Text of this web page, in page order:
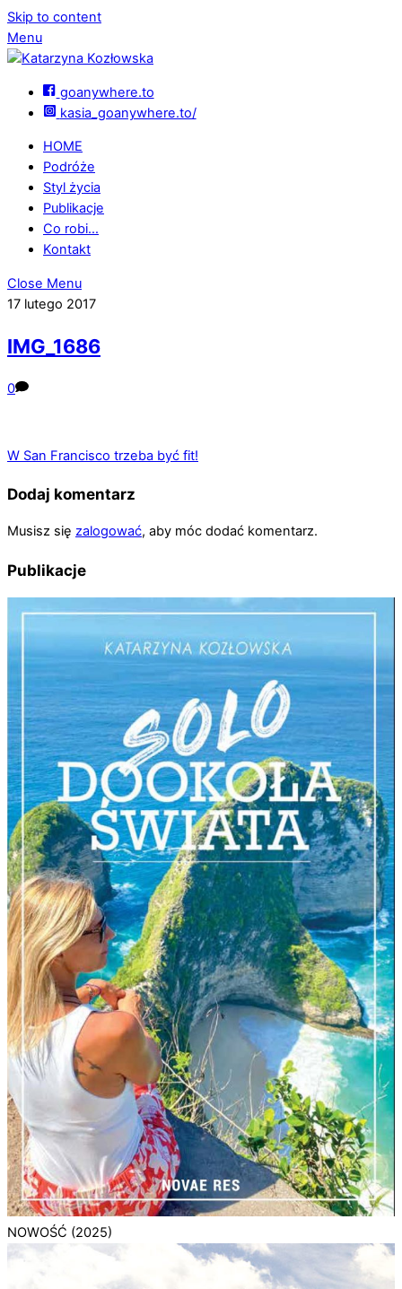
Skip to content
Menu
goanywhere.to
kasia_goanywhere.to/
HOME
Podróże
Styl życia
Publikacje
Co robi…
Kontakt
Close Menu
17 lutego 2017
IMG_1686
0
W San Francisco trzeba być fit!
Dodaj komentarz
Musisz się zalogować, aby móc dodać komentarz.
Publikacje
NOWOŚĆ (2025)